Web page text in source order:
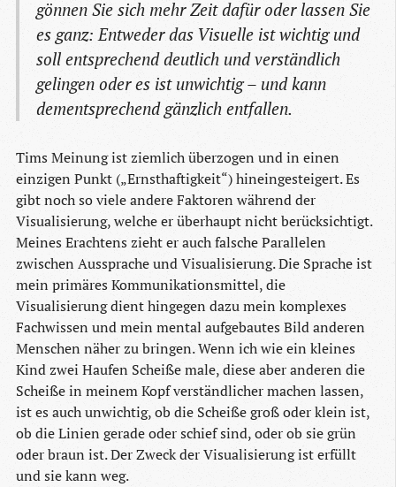
gönnen Sie sich mehr Zeit dafür oder lassen Sie
es ganz: Entweder das Visuelle ist wichtig und
soll entsprechend deutlich und verständlich
gelingen oder es ist unwichtig – und kann
dementsprechend gänzlich entfallen.
Tims Meinung ist ziemlich überzogen und in einen
einzigen Punkt („Ernsthaftigkeit“) hineingesteigert. Es
gibt noch so viele andere Faktoren während der
Visualisierung, welche er überhaupt nicht berücksichtigt.
Meines Erachtens zieht er auch falsche Parallelen
zwischen Aussprache und Visualisierung. Die Sprache ist
mein primäres Kommunikationsmittel, die
Visualisierung dient hingegen dazu mein komplexes
Fachwissen und mein mental aufgebautes Bild anderen
Menschen näher zu bringen. Wenn ich wie ein kleines
Kind zwei Haufen Scheiße male, diese aber anderen die
Scheiße in meinem Kopf verständlicher machen lassen,
ist es auch unwichtig, ob die Scheiße groß oder klein ist,
ob die Linien gerade oder schief sind, oder ob sie grün
oder braun ist. Der Zweck der Visualisierung ist erfüllt
und sie kann weg.